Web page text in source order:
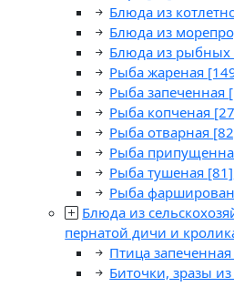
Блюда из
Блюда из
Блюда из рыбных
Рыба жареная
Рыба запеченная
Рыба копченая
Рыба отварная
Рыба
Рыба тушеная [81]
Рыба
Блюда из
пернатой дичи и
Птица запеченная
Биточки, зразы